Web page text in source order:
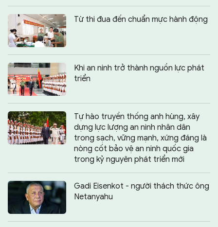
Từ thi đua đến chuẩn mực hành động
Khi an ninh trở thành nguồn lực phát
triển
Tự hào truyền thống anh hùng, xây
dựng lực lượng an ninh nhân dân
trong sạch, vững mạnh, xứng đáng là
nòng cốt bảo vệ an ninh quốc gia
trong kỷ nguyên phát triển mới
Gadi Eisenkot - người thách thức ông
Netanyahu